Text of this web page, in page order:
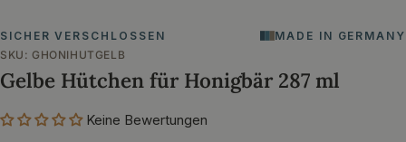
SICHER VERSCHLOSSEN
MADE IN GERMANY
SKU: GHONIHUTGELB
Gelbe Hütchen für Honigbär 287 ml
Keine Bewertungen